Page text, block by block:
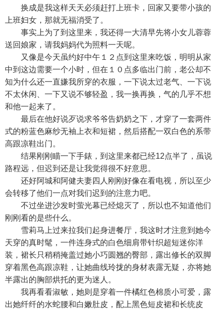
换成是我这样天天必须赶打上班卡，回家又要带小孩的
上班妇女，那就无福消受了。
事实上为了到这里来，我还得一大清早先将小女儿蓉蓉
送回娘家，请我妈妈代为照料一天呢。
又像是今天虽约好中午１２点到这里来吃饭，明明从家
中到这边需要一个小时，但在１０点多临出门前，老公却不
知为什么还一直嫌我所穿的衣服，一下说太过老气、一下说
不太休闲、一下又说不够轻盈，我一换再换，气的几乎不想
和他一起来了。
最后在他好说歹说求爷爷告奶奶之下，才穿了一套两件
式的粉蓝色麻纱无袖上衣和短裙，然后搭配一双白色的系带
高跟凉鞋出门。
结果刚刚瞄一下手錶，到这里来都已经12点半了，虽说
路程远，但迟到还是让我觉得很不好意思。
还好阿城和阿健夫妻四人刚刚好像在看电视，所以至少
会转移了他们一点对我们迟到的注意力吧。
不过坐进沙发时萤光幕已经熄灭了，所以也不知道他们
刚刚看的是些什么。
雪莉马上过来拉我们起身进餐厅，我这时才注意到她今
天穿的真时髦，一件连身式的白色细肩带针织超短迷你洋
装，裙长只稍稍掩盖过她小巧圆翘的臀部，露出修长的双脚
穿着黑色高跟凉鞋，让她曲线玲拢的身材表露无疑，亦将她
半露出的胸部烘托的更为迷人。
我再看看淑敏，她则是穿着一件橘红色棉质小可爱，露
出她纤纤的水蛇腰和白嫩肚皮，配上黑色短皮裙和长统皮